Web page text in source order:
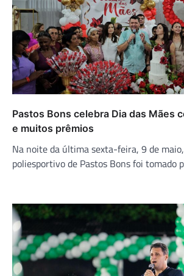
Pastos Bons celebra Dia das Mães
e muitos prêmios
Na noite da última sexta-feira, 9 de
poliesportivo de Pastos Bons foi tomado